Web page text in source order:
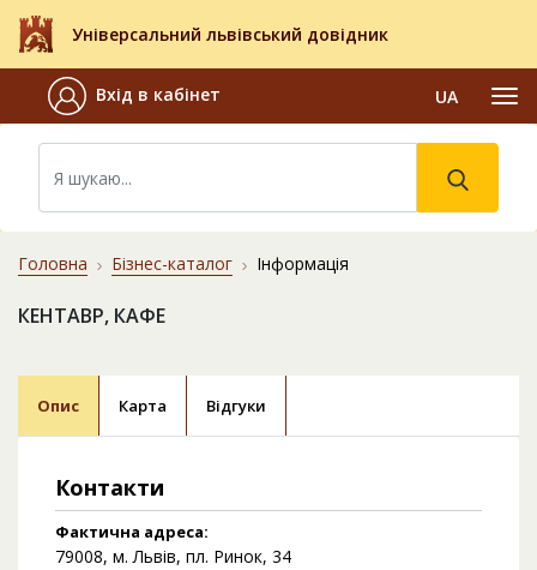
Універсальний львівський довідник
Вхід в кабінет UA
Головна Бізнес-каталог Інформація
КЕНТАВР, КАФЕ
Опис Карта Відгуки
Контакти
Фактична адреса:
79008, м. Львів, пл. Ринок, 34